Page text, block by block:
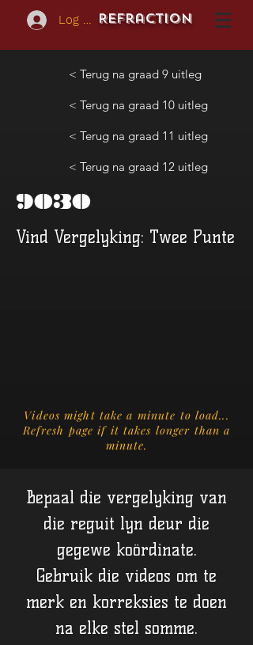
Log In REFraction
< Terug na graad 9 uitleg
< Terug na graad 10 uitleg
< Terug na graad 11 uitleg
< Terug na graad 12 uitleg
9030
Vind Vergelyking: Twee Punte
Videos might take a minute to load...
Refresh page if it takes longer than a
minute.
Bepaal die vergelyking van
die reguit lyn deur die
gegewe koördinate.
Gebruik die videos om te
merk en korreksies te doen
na elke stel somme.